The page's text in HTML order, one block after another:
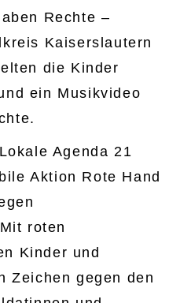
Rechte –
Kaiserslautern
die Kinder
ein Musikvideo
Agenda 21
Aktion Rote Hand
roten
Kinder und
Zeichen gegen den